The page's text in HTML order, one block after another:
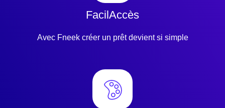
FacilAccès
Avec Fneek créer un prêt devient si simple